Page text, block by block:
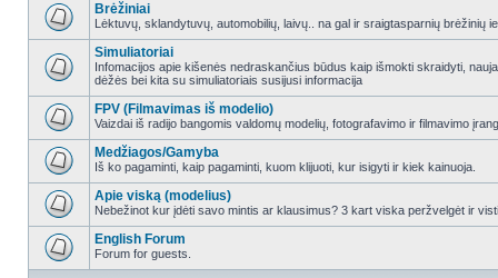
Brėžiniai
Lėktuvų, sklandytuvų, automobilių, laivų.. na gal ir sraigtasparnių brėžinių
Simuliatoriai
Infomacijos apie kišenės nedraskančius būdus kaip išmokti skraidyti,
dėžės bei kita su simuliatoriais susijusi informacija
FPV (Filmavimas iš modelio)
Vaizdai iš radijo bangomis valdomų modelių, fotografavimo ir filmavimo
Medžiagos/Gamyba
Iš ko pagaminti, kaip pagaminti, kuom klijuoti, kur isigyti ir kiek kainuoja.
Apie viską (modelius)
Nebežinot kur įdėti savo mintis ar klausimus? 3 kart viska peržvelgėt ir
English Forum
Forum for guests.